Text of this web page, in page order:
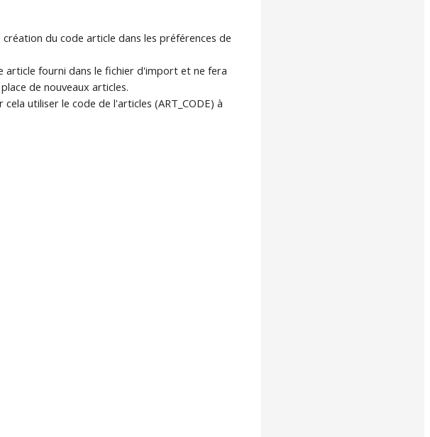
du code article dans les préférences de
article fourni dans le fichier d'import et ne fera
de nouveaux articles.
utiliser le code de l'articles (ART_CODE) à